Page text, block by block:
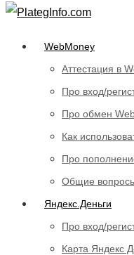
WebMoney
Аттестация в
Про вход/
Про обмен
Как
Про
Общие
Яндекс.Деньги
Про вход/
Карта Яндекс